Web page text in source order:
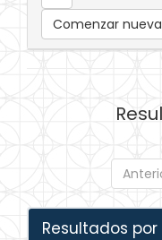
Comenzar
Resultados